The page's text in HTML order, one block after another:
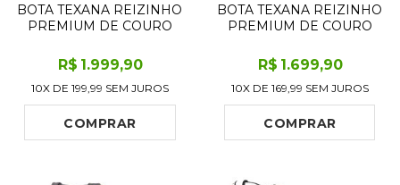
BOTA TEXANA REIZINHO
PREMIUM DE COURO
FURRY PRETO LIMITED
EDITION - CANO ALTO,
BICO FINO
QUADRADINHO -
SOLADO DE COURO
ARTESANAL
R$ 1.999,90
10X DE 199,99 SEM JUROS
COMPRAR
BOTA TEXANA REIZINHO
PREMIUM DE COURO
DE BOI MARROM
TABACO - CANO ALTO,
BICO QUADRADO -
SOLADO DE COURO
ARTESANAL INJETADO
R$ 1.699,90
10X DE 169,99 SEM JUROS
COMPRAR